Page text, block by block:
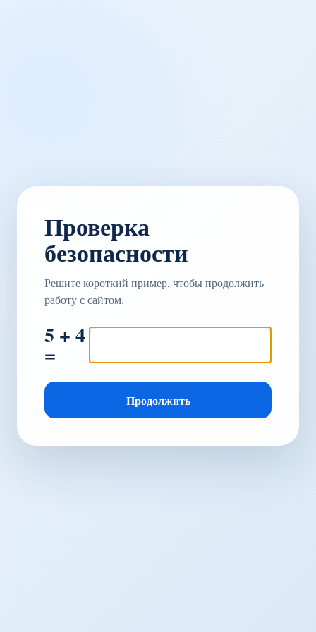
Проверка
безопасности
Решите короткий пример, чтобы продолжить
работу с сайтом.
5 + 4
=
Продолжить